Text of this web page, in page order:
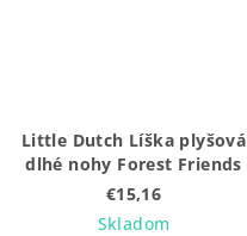
Little Dutch Líška plyšová
dlhé nohy Forest Friends
€15,16
Skladom